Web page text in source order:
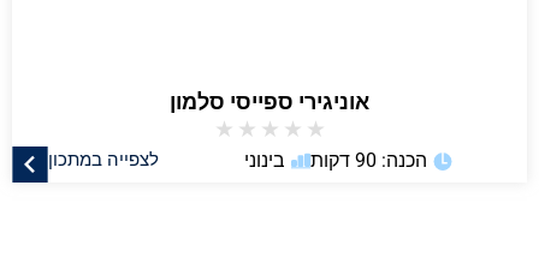
אוניגירי ספייסי סלמון
★
★
★
★
★
לצפייה במתכון הכנה: 90 דקות בינוני